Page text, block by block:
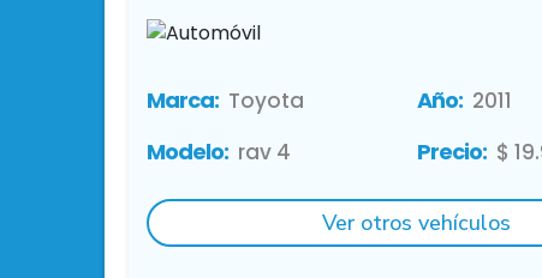
Marca: Toyota
Modelo: rav 4
Año: 2011
Precio: $
Ver otros vehículos